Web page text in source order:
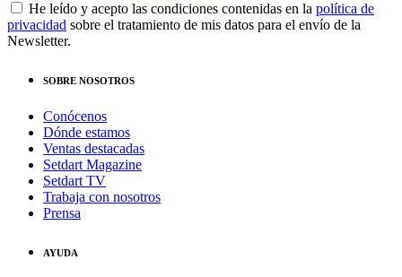
He leído y acepto las condiciones contenidas en la política de
privacidad sobre el tratamiento de mis datos para el envío de la
Newsletter.
SOBRE NOSOTROS
Conócenos
Dónde estamos
Ventas destacadas
Setdart Magazine
Setdart TV
Trabaja con nosotros
Prensa
AYUDA